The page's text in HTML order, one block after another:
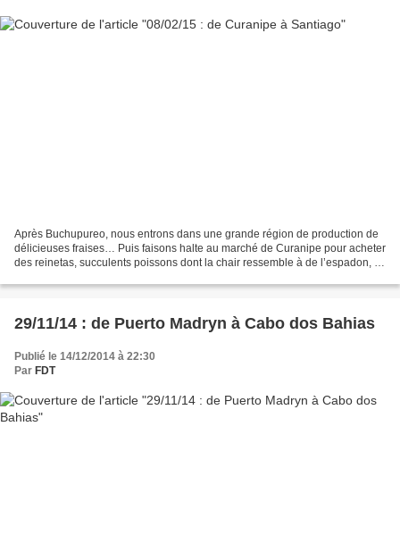
Après Buchupureo, nous entrons dans une grande région de production de
délicieuses fraises… Puis faisons halte au marché de Curanipe pour acheter
des reinetas, succulents poissons dont la chair ressemble à de l’espadon, et
29/11/14 : de Puerto Madryn à Cabo dos Bahias
Publié le 14/12/2014 à 22:30
Par FDT